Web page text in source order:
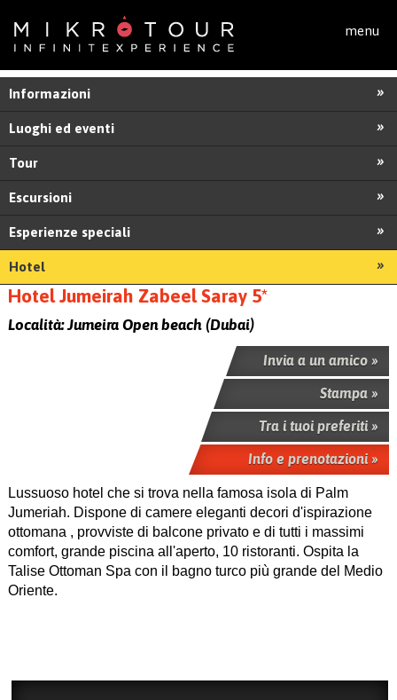
menu
Informazioni
Luoghi ed eventi
Tour
Escursioni
Esperienze speciali
Hotel
Hotel Jumeirah Zabeel Saray 5*
Località:Jumeira Open beach (Dubai)
Invia a un amico »
Stampa »
Tra i tuoi preferiti »
Info e prenotazioni »
Lussuoso hotel che si trova nella famosa isola di Palm
Jumeriah. Dispone di camere eleganti decori d'ispirazione
ottomana , provviste di balcone privato e di tutti i massimi
comfort, grande piscina all'aperto, 10 ristoranti. Ospita la
Talise Ottoman Spa con il bagno turco più grande del Medio
Oriente.